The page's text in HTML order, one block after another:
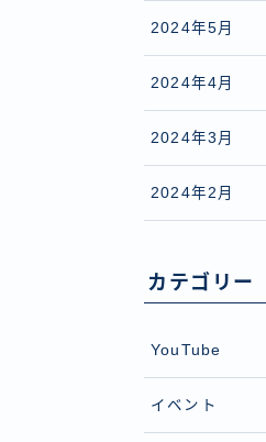
2024年5月
2024年4月
2024年3月
2024年2月
カテゴリー
YouTube
イベント